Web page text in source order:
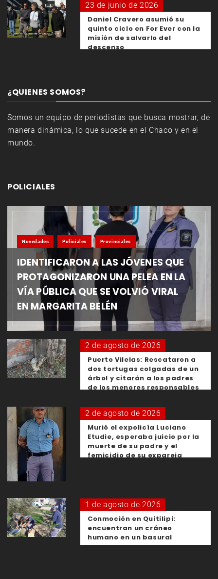
23 de junio de 2026
Daniel Cravero asumió su
quinto ciclo en For Ever con la
misión de salvarlo del
descenso
¿QUIENES SOMOS?
Somos un equipo de periodistas que busca mostrar, de
manera dinámica, lo que sucede en el Chaco y en el
mundo.
POLICIALES
Novedades Policiales Provinciales
IDENTIFICARON A LAS JÓVENES QUE
PROTAGONIZARON UNA PELEA EN LA
VÍA PÚBLICA QUE SE VOLVIÓ VIRAL
EN MARGARITA BELÉN
2 de agosto de 2026
Puerto Vilelas: Rescataron a
dos tortugas colgadas de un
árbol y citarán a los padres
de los menores responsables
2 de agosto de 2026
Murió el expolicía Luciano
Etudie, esperaba juicio por la
muerte de su padre y el
femicidio de su expareja
1 de agosto de 2026
Conmoción en Quitilipi:
encuentran un cráneo
humano en un basural